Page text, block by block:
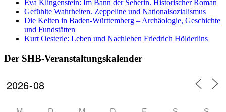
Eva Klingenstein: Im Bann der Seherin. Historischer Roman
Gefühlte Wahrheiten. Zeppeline und Nationalsozialismus
Die Kelten in Baden-Württemberg – Archäologie, Geschichte
und Fundstätten
Kurt Oesterle: Leben und Nachleben Friedrich Hölderlins
Der SHB-Veranstaltungskalender